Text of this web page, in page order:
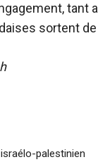
tant
sortent
palestinien